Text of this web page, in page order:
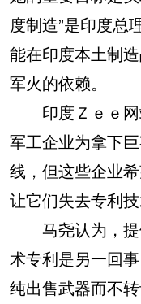
度制造”是印度总
能在印度本土制
军火的依赖。
印度Ｚｅｅ网
军工企业为拿下
线，但这些企业
让它们失去专利技
马尧认为，提
术专利是另一回
纯出售武器而不